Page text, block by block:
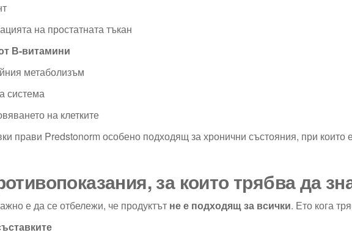
на простатната тъкан
В-витамини
метаболизъм
система
на клетките
прави Predstonorm особено подходящ за хронични състояния, при
за които трябва да
е да се отбележи, че продуктът не е подходящ за всички. Ето кога